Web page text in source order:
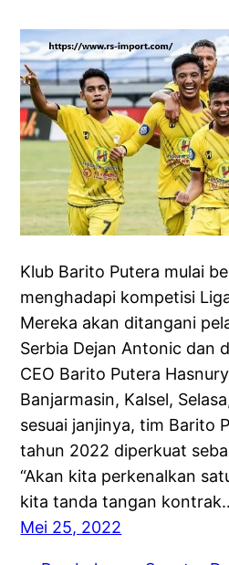
Klub Barito Putera mulai
menghadapi kompetisi
Mereka akan ditangani
Serbia Dejan Antonic dan
CEO Barito Putera
Banjarmasin, Kalsel,
sesuai janjinya, tim Barito
tahun 2022 diperkuat
“Akan kita perkenalkan
kita tanda tangan
Mei 25, 2022